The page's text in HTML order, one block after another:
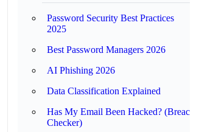
Password Security Best Practices
2025
Best Password Managers 2026
AI Phishing 2026
Data Classification Explained
Has My Email Been Hacked? (Breach
Checker)